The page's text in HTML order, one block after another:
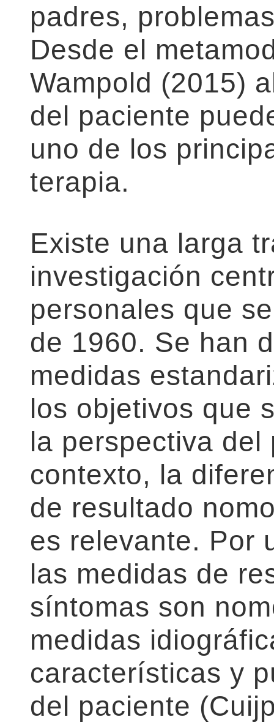
padres,
Desde el
Wampold (2015)
del paciente
uno de los
terapia.
Existe una larga
investigación
personales que
de 1960. Se han
medidas
los objetivos que
la perspectiva
contexto, la
de resultado
es relevante. Por
las medidas de
síntomas son
medidas
características y
del paciente